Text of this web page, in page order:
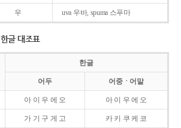
우 uva 우바, spuma 스푸마
글 대조표
한글
어두 어중ㆍ어말
아 이 우 에 오 아 이 우 에 오
가 기 구 게 고 카 키 쿠 케 코